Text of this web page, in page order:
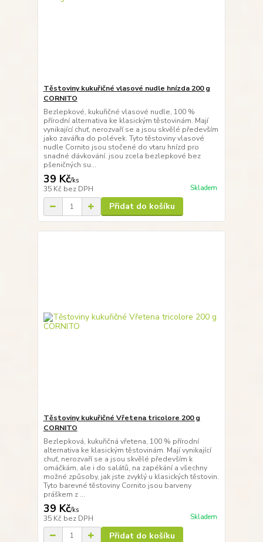
Těstoviny kukuřičné vlasové nudle hnízda 200 g
CORNITO
Bezlepkové, kukuřičné vlasové nudle, 100 %
přírodní alternativa ke klasickým těstovinám. Mají
vynikající chuť, nerozvaří se a jsou skvělé především
jako zavářka do polévek. Tyto těstoviny vlasové
nudle Cornito jsou stočené do vtaru hnízd pro
snadné dávkování. jsou zcela bezlepkové bez
pšeničných su...
39 Kč/ks
35 Kč bez DPH Skladem
Přidat do košíku
Těstoviny kukuřičné Vřetena tricolore 200 g
CORNITO
Bezlepková, kukuřičná vřetena, 100 % přírodní
alternativa ke klasickým těstovinám. Mají vynikající
chuť, nerozvaří se a jsou skvělé především k
omáčkám, ale i do salátů, na zapékání a všechny
možné způsoby, jak jste zvyklý u klasických těstovin.
Tyto barevné těstoviny Cornito jsou barveny
práškem z ...
39 Kč/ks
35 Kč bez DPH Skladem
Přidat do košíku